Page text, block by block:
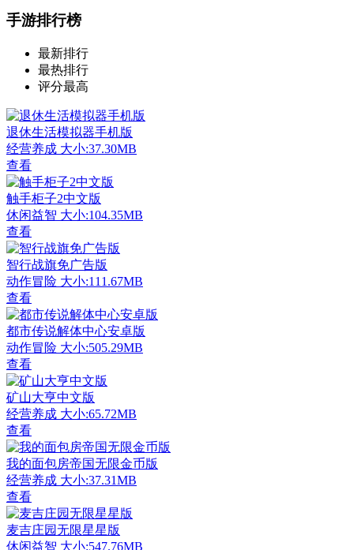
手游排行榜
最新排行
最热排行
评分最高
退休生活模拟器手机版
经营养成 大小:37.30MB
查看
触手柜子2中文版
休闲益智 大小:104.35MB
查看
智行战旗免广告版
动作冒险 大小:111.67MB
查看
都市传说解体中心安卓版
动作冒险 大小:505.29MB
查看
矿山大亨中文版
经营养成 大小:65.72MB
查看
我的面包房帝国无限金币版
经营养成 大小:37.31MB
查看
麦吉庄园无限星星版
休闲益智 大小:547.76MB